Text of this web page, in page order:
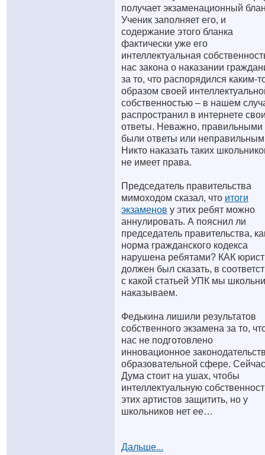
получает экзаменационный
Ученик заполняет его, и
содержание этого бланка
фактически уже его
интеллектуальная
нас закона о наказании
за то, что распорядился каким-
образом своей
собственностью – в нашем
распространил в интернете
ответы. Неважно, правильными
были ответы или
Никто наказать таких
не имеет права.
Председатель правительства
мимоходом сказал, что итоги
экзаменов у этих ребят можно
аннулировать. А пояснил ли
председатель правительства,
норма гражданского кодекса
нарушена ребятами? КАК
должен был сказать, в
с какой статьей УПК мы
наказываем.
Федькина лишили результатов
собственного экзамена за то,
нас не подготовлено
инновационное
образовательной сфере. Сейчас
Дума стоит на ушах, чтобы
интеллектуальную
этих артистов защитить, но у
школьников нет ее…
Дальше...